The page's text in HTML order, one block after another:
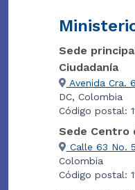
Sede
Ciudadanía
Avenida Cra.
DC, Colombia
Código postal:
Sede Centro
Calle 63 No.
Colombia
Código postal: